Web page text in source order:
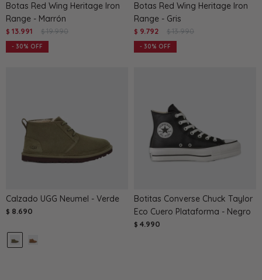
Botas Red Wing Heritage Iron
Range - Marrón
$ 13.991 $ 19.990
30
Botas Red Wing Heritage Iron
Range - Gris
$ 9.792 $ 13.990
30
Calzado UGG Neumel - Verde
$ 8.690
Botitas Converse Chuck Taylor
Eco Cuero Plataforma - Negro
$ 4.990